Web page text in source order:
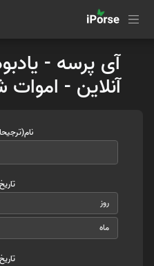
آی پرسه -
آنلاین -